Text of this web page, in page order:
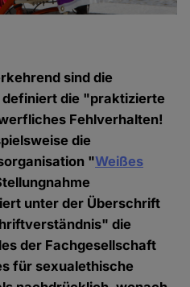
sind die
definiert die "praktizierte
Fehlverhalten!
die
"Weißes
unter der Überschrift
die
der Fachgesellschaft
für sexualethische